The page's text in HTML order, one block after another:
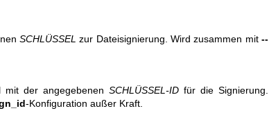
SCHLÜSSEL zur Dateisignierung. Wird zusammen mit--
mit der angegebenenSCHLÜSSEL-ID für die Signierung.
-Konfiguration außer Kraft.